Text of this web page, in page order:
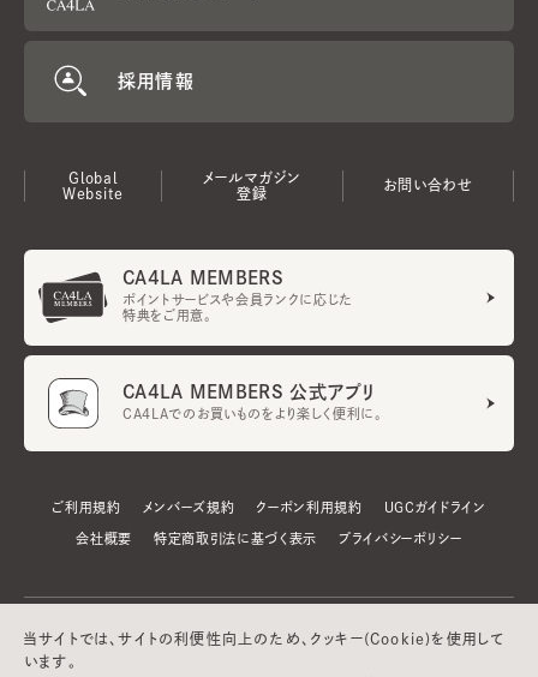
採用情報
Global
Website
メールマガジン
登録
お問い合わせ
CA4LA MEMBERS
ポイントサービスや会員ランクに応じた
特典をご用意。
CA4LA MEMBERS 公式アプリ
CA4LAでのお買いものをより楽しく便利に。
ご利用規約 メンバーズ規約 クーポン利用規約 UGCガイドライン
会社概要 特定商取引法に基づく表示 プライバシーポリシー
当サイトでは、サイトの利便性向上のため、クッキー(Cookie)を使用して
います。